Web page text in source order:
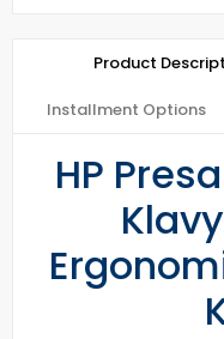
Product
Installment Options
HP